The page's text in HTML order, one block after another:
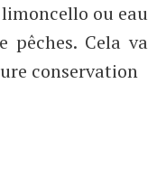
ou eau
pêches. Cela va
conservation